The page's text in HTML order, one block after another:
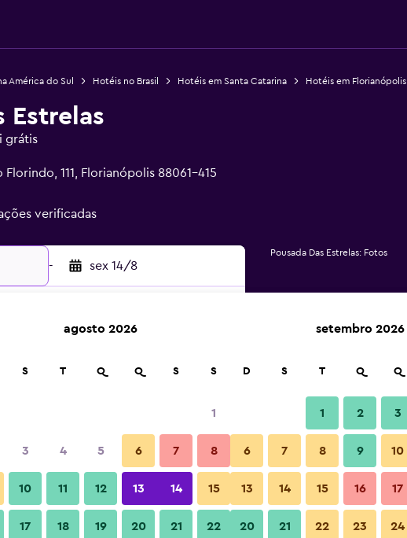
América do Sul Hotéis no Brasil Hotéis em Santa Catarina Hotéis em Florianópolis
Estrelas
grátis
111, Florianópolis 88061-415
verificadas
- sex 14/8
preço por noite mais barato(a)
Fornecedor
Total por
Pousada Das Estrelas: Fotos
agosto 2026
S T Q Q S S
1
3 4 5 6 7 8
10 11 12 13 14 15
17 18 19 20 21 22
setembro 2026
D S T Q Q
1 2 3
6 7 8 9 10
13 14 15 16 17
20 21 22 23 24